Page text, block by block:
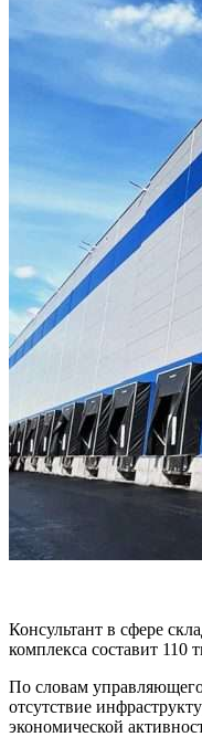
Консультант в сфере
комплекса составит 110
По словам
отсутствие
экономической